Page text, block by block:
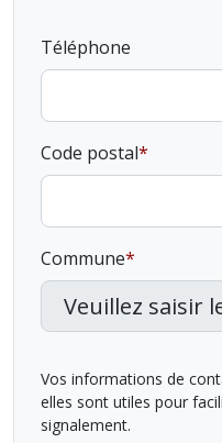
Téléphone
Code postal
Commune
Vos informations de
elles sont utiles pour
signalement.